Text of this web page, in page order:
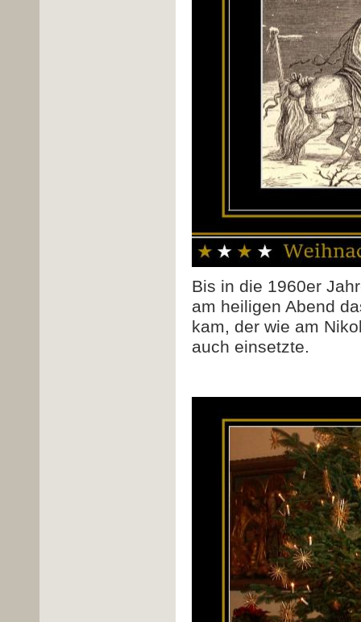
Bis in die 1960er
am heiligen Abend
kam, der wie am
auch einsetzte.